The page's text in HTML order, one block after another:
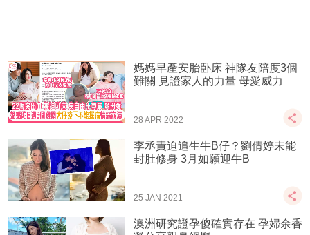
媽媽早產安胎卧床 神隊友陪度3個
難關 見證家人的力量 母愛威力
28 APR 2022
李丞責迫追生牛B仔？劉倩婷未能
封肚修身 3月如願迎牛B
25 JAN 2021
澳洲研究證孕傻確實存在 孕婦余香